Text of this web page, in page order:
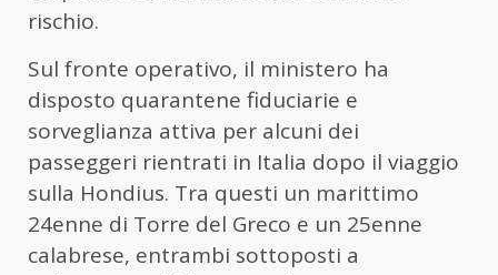
rischio.
Sul fronte operativo, il ministero ha
disposto quarantene fiduciarie e
sorveglianza attiva per alcuni dei
passeggeri rientrati in Italia dopo il viaggio
sulla Hondius. Tra questi un marittimo
24enne di Torre del Greco e un 25enne
calabrese, entrambi sottoposti a